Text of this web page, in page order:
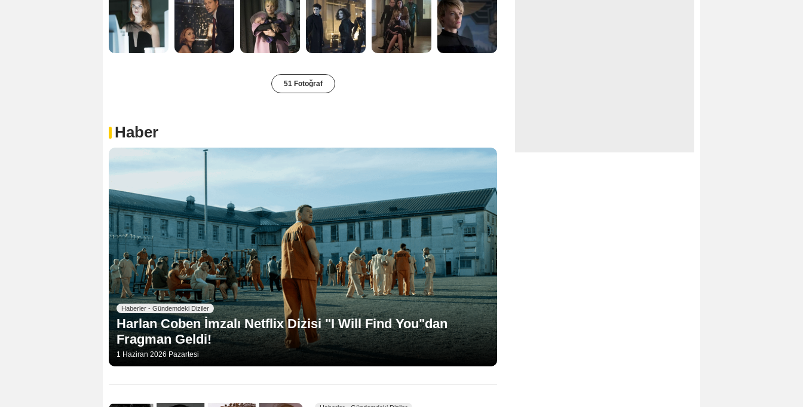
51 Fotoğraf
Haber
Haberler - Gündemdeki Diziler
Harlan Coben İmzalı Netflix Dizisi "I Will Find You"dan
Fragman Geldi!
1 Haziran 2026 Pazartesi